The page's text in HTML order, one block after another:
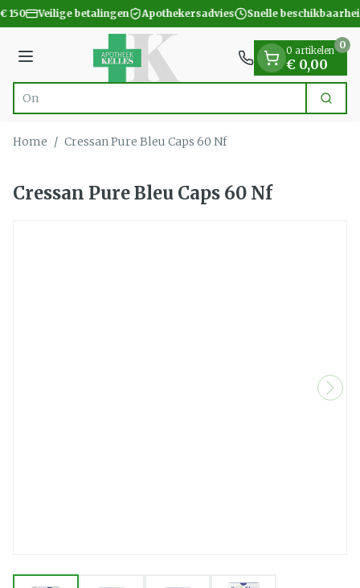
Ga naar de inhoud
1 van 1
150 Veilige betalingen Apothekersadvies Snelle
Menu
Product, merk, categorie... Zoek
0 artikelen
€ 0,00
0
Home / Cressan Pure Bleu Caps 60 Nf
Cressan Pure Bleu Caps 60 Nf
View larger imageView larger imageView larger imageView larger image